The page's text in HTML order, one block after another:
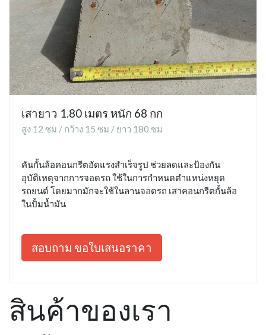
เสายาว 1.80 เมตร หนัก 68 กก
สูง 12 ซม / กว้าง 15 ซม / ยาว 180 ซม
คันกั้นล้อคอนกรีตอัดแรงสำเร็จรูป ช่วยลดและป้องกัน
อุบัติเหตุจากการจอดรถ ใช้ในการกำหนดตำแหน่งหยุด
รถยนต์ โดยมากมักจะใช้ในลานจอดรถ เสาคอนกรีตกั้นล้อ
ในปั้มน้ำมัน
สอบถาม ขอใบเสนอราคา
สินค้าของเรา